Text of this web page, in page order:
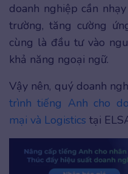
doanh nghiệp cần
trường, tăng cường
cùng là đầu tư vào
khả năng ngoại ngữ.
Vậy nên, quý doanh
trình tiếng Anh cho
mại và Logistics tại